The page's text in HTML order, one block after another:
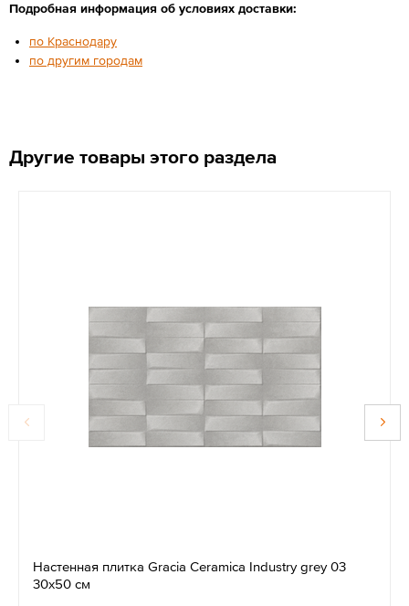
Подробная информация об условиях доставки:
по Краснодару
по другим городам
Другие товары этого раздела
Настенная плитка Gracia Ceramica Industry grey 03
30x50 см